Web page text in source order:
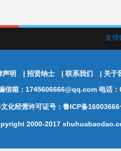
友
声明 | 招贤纳士 | 联系我们 | 关于
信箱：1745606666@qq.com 电话
文化经营许可证号：鲁ICP备
2000-2017